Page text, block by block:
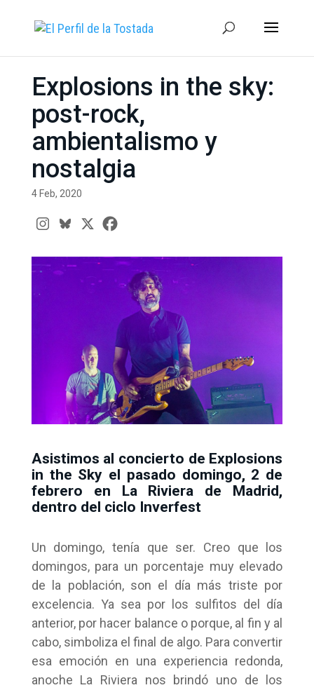
Explosions in the sky:
post-rock,
ambientalismo y
nostalgia
4 Feb, 2020
Asistimos al concierto de Explosions
in the Sky el pasado domingo, 2 de
febrero en La Riviera de Madrid,
dentro del ciclo Inverfest
Un domingo, tenía que ser. Creo que los
domingos, para un porcentaje muy elevado
de la población, son el día más triste por
excelencia. Ya sea por los sulfitos del día
anterior, por hacer balance o porque, al fin y al
cabo, simboliza el final de algo. Para convertir
esa emoción en una experiencia redonda,
anoche La Riviera nos brindó uno de los